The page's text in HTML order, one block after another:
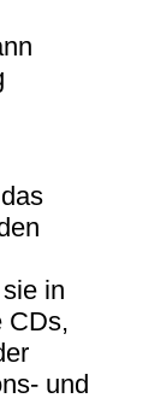
in
CDs,
und